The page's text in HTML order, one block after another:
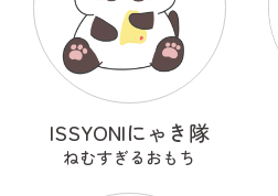
ISSYONIにゃき隊
ねむすぎるおもち